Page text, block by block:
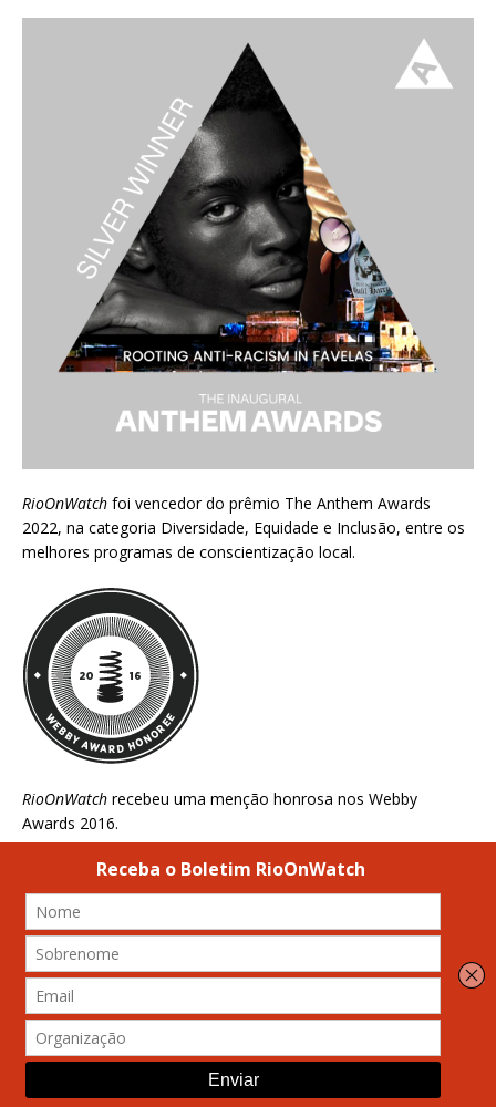
RioOnWatch foi vencedor do prêmio The Anthem Awards
2022, na categoria Diversidade, Equidade e Inclusão, entre os
melhores programas de conscientização local.
RioOnWatch recebeu uma menção honrosa nos Webby
Awards 2016.
REALIZAÇÃO